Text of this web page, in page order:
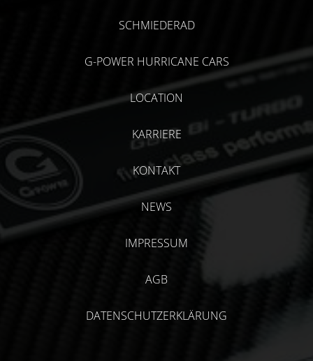
SCHMIEDERAD
G-POWER HURRICANE CARS
LOCATION
KARRIERE
KONTAKT
NEWS
IMPRESSUM
AGB
DATENSCHUTZERKLÄRUNG